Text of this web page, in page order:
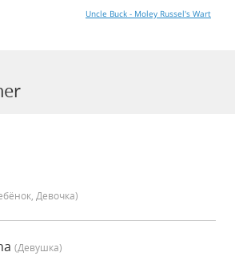
Uncle Buck - Moley Russel's Wart
Девочка)
(девушка)